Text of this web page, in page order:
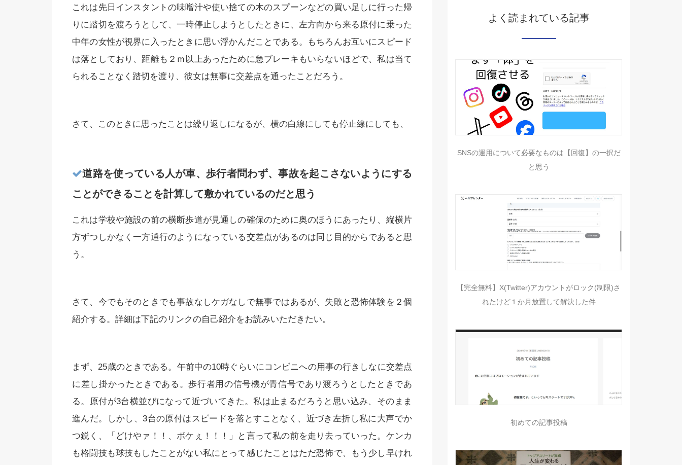
これは先日インスタントの味噌汁や使い捨ての木のスプーンなどの買い足しに行った帰
りに踏切を渡ろうとして、一時停止しようとしたときに、左方向から来る原付に乗った
中年の女性が視界に入ったときに思い浮かんだことである。もちろんお互いにスピード
は落としており、距離も２ｍ以上あったために急ブレーキもいらないほどで、私は当て
られることなく踏切を渡り、彼女は無事に交差点を通ったことだろう。
さて、このときに思ったことは繰り返しになるが、横の白線にしても停止線にしても、
道路を使っている人が車、歩行者問わず、事故を起こさないようにする
ことができることを計算して敷かれているのだと思う
これは学校や施設の前の横断歩道が見通しの確保のために奥のほうにあったり、縦横片
方ずつしかなく一方通行のようになっている交差点があるのは同じ目的からであると思
う。
さて、今でもそのときでも事故なしケガなしで無事ではあるが、失敗と恐怖体験を２個
紹介する。詳細は下記のリンクの自己紹介をお読みいただきたい。
まず、25歳のときである。午前中の10時ぐらいにコンビニへの用事の行きしなに交差点
に差し掛かったときである。歩行者用の信号機が青信号であり渡ろうとしたときであ
る。原付が3台横並びになって近づいてきた。私は止まるだろうと思い込み、そのまま
進んだ。しかし、3台の原付はスピードを落とすことなく、近づき左折し私に大声でか
つ鋭く、「どけやァ！！、ボケぇ！！！」と言って私の前を走り去っていった。ケンカ
も格闘技も球技もしたことがない私にとって感じたことはただ恐怖で、もう少し早けれ
よく読まれている記事
SNSの運用について必要なものは【回復】の一択だ
と思う
【完全無料】X(Twitter)アカウントがロック(制限)さ
れたけど１か月放置して解決した件
初めての記事投稿